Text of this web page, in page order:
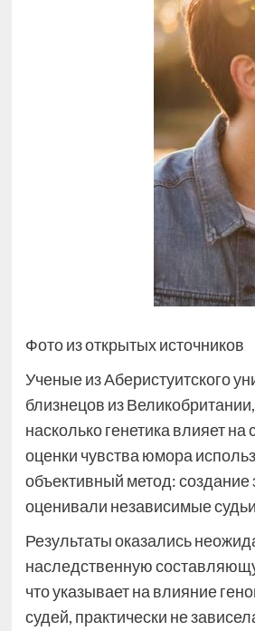
Фото из открытых источников
Ученые из Аберистуитского
близнецов из
насколько генетика влияет
оценки чувства юмора
объективный метод: создание
оценивали независимые
Результаты оказались
наследственную
что указывает на влияние
судей, практически не